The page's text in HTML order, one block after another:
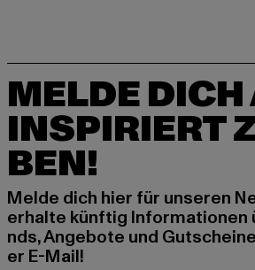
MELDE
INSPIRIERT
BEN!
Melde dich hier für unseren
erhalte künftig Informationen
nds, Angebote und
er E-Mail!